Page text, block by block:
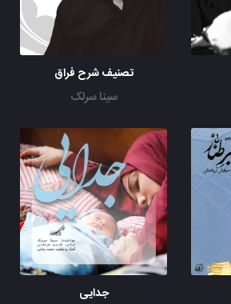
تصنیف شرح فراق
سینا سرلک
جدایی